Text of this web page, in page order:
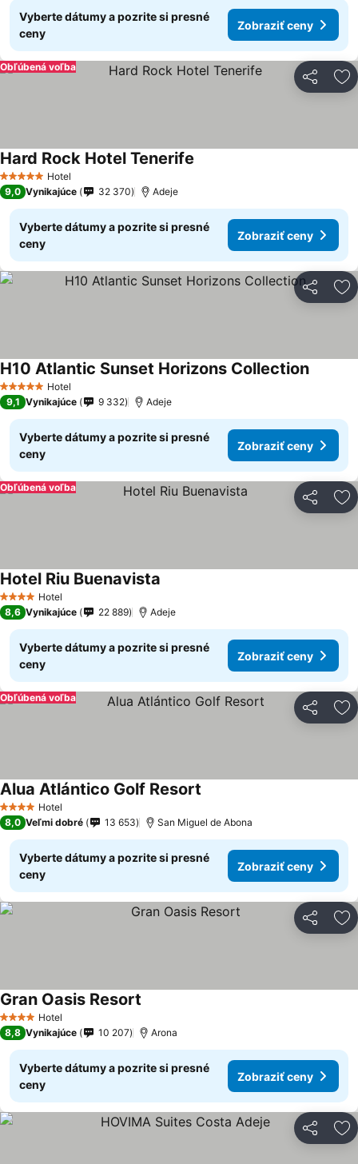
Vyberte dátumy a pozrite si presné
ceny
Zobraziť ceny
Zdieľať
Obľúbená voľba
5 Počet hviezdičiek
Hotel
Hard Rock Hotel Tenerife
9,0 Vynikajúce 32 370 Adeje
Vyberte dátumy a pozrite si presné
ceny
Zobraziť ceny
Zdieľať
5 Počet hviezdičiek
Hotel
H10 Atlantic Sunset Horizons Collection
9,1 Vynikajúce 9 332 Adeje
Vyberte dátumy a pozrite si presné
ceny
Zobraziť ceny
Zdieľať
Obľúbená voľba
4 Počet hviezdičiek
Hotel
Hotel Riu Buenavista
8,6 Vynikajúce 22 889 Adeje
Vyberte dátumy a pozrite si presné
ceny
Zobraziť ceny
Zdieľať
Obľúbená voľba
4 Počet hviezdičiek
Hotel
Alua Atlántico Golf Resort
8,0 Veľmi dobré 13 653 San Miguel de Abona
Vyberte dátumy a pozrite si presné
ceny
Zobraziť ceny
Zdieľať
4 Počet hviezdičiek
Hotel
Gran Oasis Resort
8,8 Vynikajúce 10 207 Arona
Vyberte dátumy a pozrite si presné
ceny
Zobraziť ceny
Zdieľať